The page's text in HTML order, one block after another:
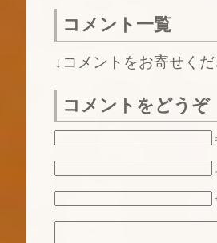
コメント一覧
↓コメントをお寄せく
コメントをどうぞ